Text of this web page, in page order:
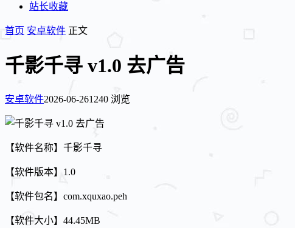
站长收藏
首页 安卓软件 正文
千影千寻 v1.0 去广告
安卓软件2026-06-261240 浏览
【软件名称】千影千寻
【软件版本】1.0
【软件包名】com.xquxao.peh
【软件大小】44.45MB